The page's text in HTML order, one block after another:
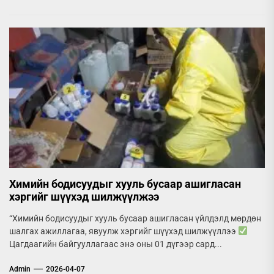
Химийн бодисуудыг хууль бусаар ашигласан
хэргийг шүүхэд шилжүүлжээ
“Химийн бодисуудыг хууль бусаар ашигласан үйлдэлд мөрдөн
шалгах ажиллагаа, явуулж хэргийг шүүхэд шилжүүллээ
Цагдаагийн байгууллагаас энэ оны 01 дүгээр сард...
Admin 2026-04-07